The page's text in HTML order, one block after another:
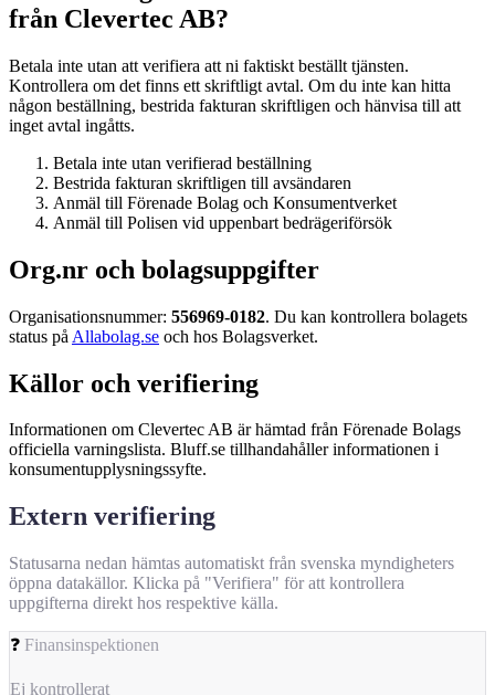
från Clevertec AB?
Betala inte utan att verifiera att ni faktiskt beställt tjänsten.
Kontrollera om det finns ett skriftligt avtal. Om du inte kan hitta
någon beställning, bestrida fakturan skriftligen och hänvisa till att
inget avtal ingåtts.
Betala inte utan verifierad beställning
Bestrida fakturan skriftligen till avsändaren
Anmäl till Förenade Bolag och Konsumentverket
Anmäl till Polisen vid uppenbart bedrägeriförsök
Org.nr och bolagsuppgifter
Organisationsnummer: 556969-0182. Du kan kontrollera bolagets
status på Allabolag.se och hos Bolagsverket.
Källor och verifiering
Informationen om Clevertec AB är hämtad från Förenade Bolags
officiella varningslista. Bluff.se tillhandahåller informationen i
konsumentupplysningssyfte.
Extern verifiering
Statusarna nedan hämtas automatiskt från svenska myndigheters
öppna datakällor. Klicka på "Verifiera" för att kontrollera
uppgifterna direkt hos respektive källa.
❓ Finansinspektionen
Ej kontrollerat